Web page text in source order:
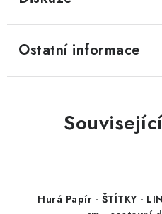
Ostatní informace
Hurá Papír - ŠTÍTKY -